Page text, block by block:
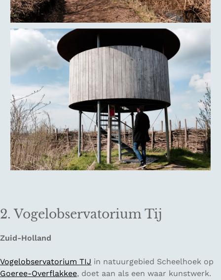
2. Vogelobservatorium Tij
Zuid-Holland
Vogelobservatorium TIJ in natuurgebied Scheelhoek op
Goeree-Overflakkee, doet aan als een waar kunstwerk.